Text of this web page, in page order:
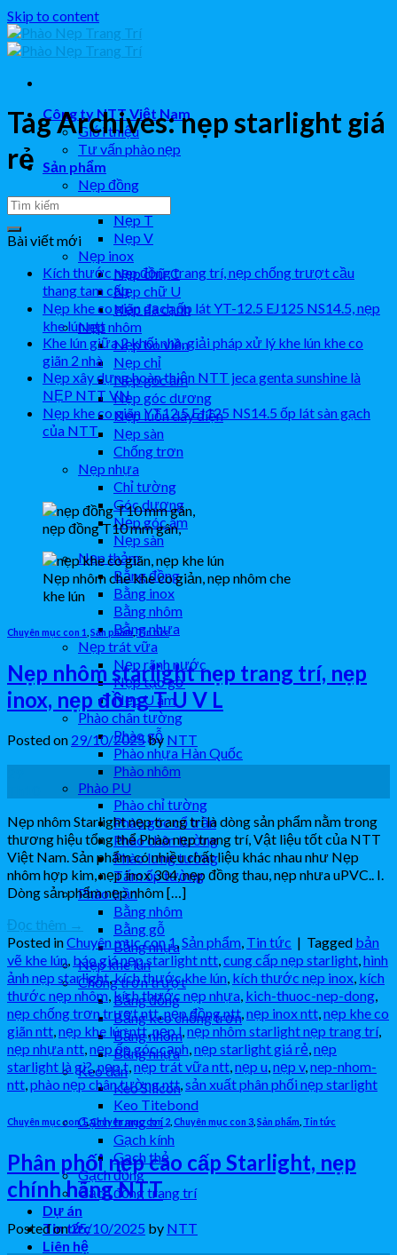
Skip to content
Công ty NTT Việt Nam
Giới thiệu
Tư vấn phào nẹp
Sản phẩm
Nẹp đồng
Nẹp L
Nẹp T
Nẹp V
Nẹp inox
Nẹp chữ C
Nẹp chữ U
Nẹp đa cạnh
Nẹp nhôm
Nẹp bo viền
Nẹp chỉ
Nẹp góc âm
Nẹp góc dương
Nẹp luồn dây điện
Nẹp sàn
Chống trơn
Nẹp nhựa
Chỉ tường
Góc dương
Nẹp góc âm
Nẹp sàn
Nẹp thảm
Bằng đồng
Bằng inox
Bằng nhôm
Bằng nhựa
Nẹp trát vữa
Nẹp rãnh nước
Nẹp tạo gờ
Nẹp U âm
Phào chân tường
Phào gỗ
Phào nhựa Hàn Quốc
Phào nhôm
Phào PU
Phào chỉ tường
Phào góc cổ trần
Phào chân tường
Phào lưng tường
Tấm ốp tường
Phào trần
Bằng nhôm
Bằng gỗ
Bằng nhựa
Nẹp khe lún
Chống trơn trượt
Bằng đồng
Bằng keo chống trơn
Bằng nhôm
Bằng nhựa
Keo dán
Keo Silicon
Keo Titebond
Gạch trang trí
Gạch kính
Gạch thẻ
Gạch đồng
Gạch đồng trang trí
Dự án
Tin tức
Liên hệ
Tag Archives:nẹp starlight giá
rẻ
Bài viết mới
Kích thước nẹp đồng trang trí, nẹp chống trượt cầu
thang tam cấp
Nẹp khe co giãn gạch ốp lát YT-12.5 EJ125 NS14.5, nẹp
khe lún ntt
Khe lún giữa 2 khối nhà, giải pháp xử lý khe lún khe co
giãn 2 nhà
Nẹp xây dựng hoàn thiện NTT jeca genta sunshine là
NẸP NTT VN
Nẹp khe co giãn YT12.5 EJ125 NS14.5 ốp lát sàn gạch
của NTT
nẹp đồng T10 mm gân,
Nẹp nhôm che khe co giản, nẹp nhôm che
khe lún
Chuyên mục con 1 Sản phẩm,Tin tức
Nẹp nhôm starlight nẹp trang trí, nẹp
inox, nẹp đồng T U V L
Posted on 29/10/2025by NTT
Nẹp nhôm Starlight nẹp trang trí là dòng sản phẩm nằm trong
thương hiệu tổng thể Phào nẹp trang trí, Vật liệu tốt của NTT
Việt Nam. Sản phẩm có nhiều chất liệu khác nhau như Nẹp
nhôm hợp kim, nẹp inox 304, nẹp đồng thau, nẹp nhưa uPVC.. I.
Dòng sản phẩm nẹp nhôm […]
Đọc thêm →
Posted inChuyên mục con 1, Sản phẩm Tin tức | Tagged bản
vẽ khe lún báo giá nẹp starlight ntt cung cấp nẹp starlight hình
ảnh nẹp starlight,kích thước khe lún kích thước nẹp inox kích
thước nẹp nhôm,kích thước nẹp nhựa kich-thuoc-nep-dong
nẹp chống trơn trượt ntt,nẹp đồng ntt nẹp inox ntt nẹp khe co
giãn ntt nẹp khe lún ntt,nẹp l,nẹp nhôm starlight nẹp trang trí,
nẹp nhựa ntt nẹp ốp góc cạnh nẹp starlight giá rẻ nẹp
starlight là gì?,nẹp t,nẹp trát vữa ntt nẹp u nẹp v, nep-nhom-
ntt phào nẹp chân tường ntt sản xuất phân phối nẹp starlight
Chuyên mục con 1,Chuyên mục con 2 Chuyên mục con 3 Sản phẩm Tin tức
Phân phối nẹp cao cấp Starlight, nẹp
chính hãng NTT
Posted on25/10/2025 by NTT